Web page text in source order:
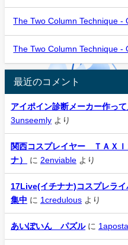
The Two Column Technique -
The Two Column Technique -
最近のコメント
アイポイン診断メーカー作っ
3unseemly より
関西コスプレイヤー ＴＡＸ
ナ）
に 2enviable より
17Live(イチナナ)コスプレラ
集中 に 1credulous より
あいぽいん パズルに